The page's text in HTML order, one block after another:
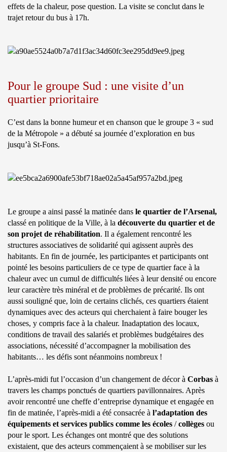
effets de la chaleur, pose question. La visite se conclut dans le
trajet retour du bus à 17h.
Pour le groupe Sud : une visite d’un
quartier prioritaire
C’est dans la bonne humeur et en chanson que le groupe 3 « sud
de la Métropole » a débuté sa journée d’exploration en bus
jusqu’à St-Fons.
Le groupe a ainsi passé la matinée dans le quartier de l’Arsenal,
classé en politique de la Ville, à la découverte du quartier et de
son projet de réhabilitation. Il a également rencontré les
structures associatives de solidarité qui agissent auprès des
habitants. En fin de journée, les participantes et participants ont
pointé les besoins particuliers de ce type de quartier face à la
chaleur avec un cumul de difficultés liées à leur densité ou encore
leur caractère très minéral et de problèmes de précarité. Ils ont
aussi souligné que, loin de certains clichés, ces quartiers étaient
dynamiques avec des acteurs qui cherchaient à faire bouger les
choses, y compris face à la chaleur. Inadaptation des locaux,
conditions de travail des salariés et problèmes budgétaires des
associations, nécessité d’accompagner la mobilisation des
habitants… les défis sont néanmoins nombreux !
L’après-midi fut l’occasion d’un changement de décor à Corbas à
travers les champs ponctués de quartiers pavillonnaires. Après
avoir rencontré une cheffe d’entreprise dynamique et engagée en
fin de matinée, l’après-midi a été consacrée à l’adaptation des
équipements et services publics comme les écoles /collèges ou
pour le sport. Les échanges ont montré que des solutions
existaient, que des acteurs commençaient à se mobiliser sur les